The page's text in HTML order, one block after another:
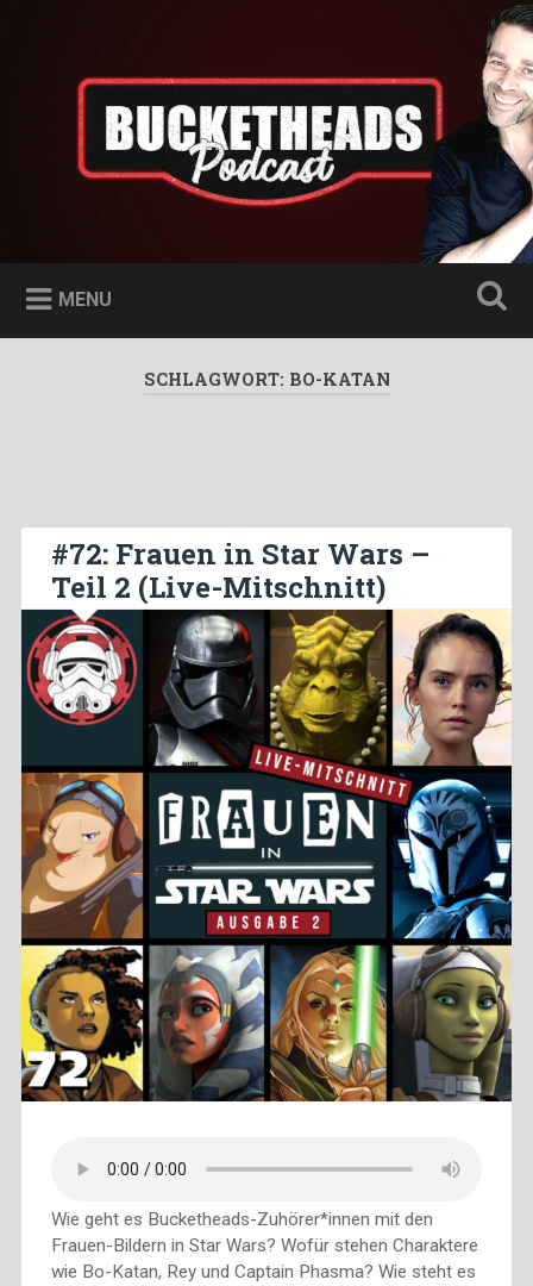
MENU
SCHLAGWORT: BO-KATAN
#72: Frauen in Star Wars –
Teil 2 (Live-Mitschnitt)
Wie geht es Bucketheads-Zuhörer*innen mit den
Frauen-Bildern in Star Wars? Wofür stehen Charaktere
wie Bo-Katan, Rey und Captain Phasma? Wie steht es